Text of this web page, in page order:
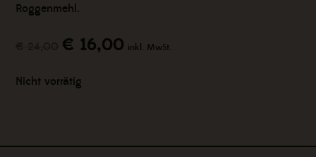
Roggenmehl.
Ursprünglicher
war:
€ 16,00 Aktueller
inkl. MwSt.
Nicht vorrätig